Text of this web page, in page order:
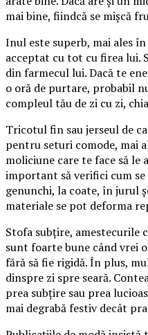
mai bine, fiindcă se mișcă
Inul este superb, mai ales
acceptat cu tot cu firea lui.
din farmecul lui. Dacă te
o oră de purtare, probabil
compleul tău de zi cu zi,
Tricotul fin sau jerseul de
pentru seturi comode, mai
moliciune care te face să le
important să verifici cum se
genunchi, la coate, în jurul
materiale se pot deforma
Stofa subțire, amestecurile
sunt foarte bune când vrei
fără să fie rigidă. În plus,
dinspre zi spre seară.
prea subțire sau prea
mai degrabă festiv decât